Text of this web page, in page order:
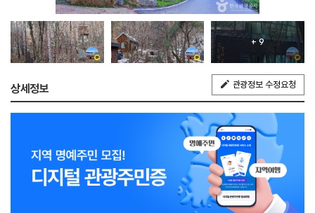
+ 9
상세정보 관광정보 수정요청